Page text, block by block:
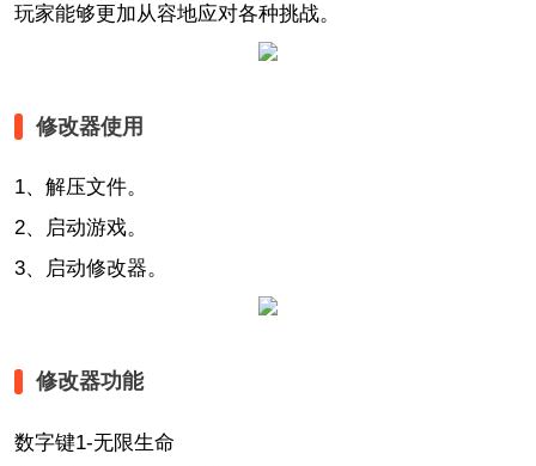
玩家能够更加从容地应对各种挑战。
修改器使用
1、解压文件。
2、启动游戏。
3、启动修改器。
修改器功能
数字键1-无限生命